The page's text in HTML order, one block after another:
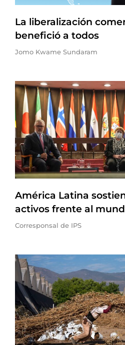
La liberalización
benefició a todos
Jomo Kwame Sundaram
América Latina
activos frente al
Corresponsal de IPS